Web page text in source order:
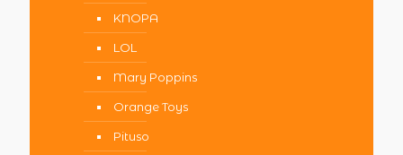
KNOPA
LOL
Mary Poppins
Orange Toys
Pituso